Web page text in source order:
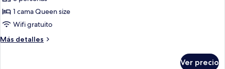
Habitación
doble
1 cama Queen size
Wifi gratuito
Más detalles
Más
Ver precio